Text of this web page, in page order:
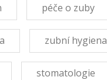
péče o zuby
zubní hygiena
stomatologie